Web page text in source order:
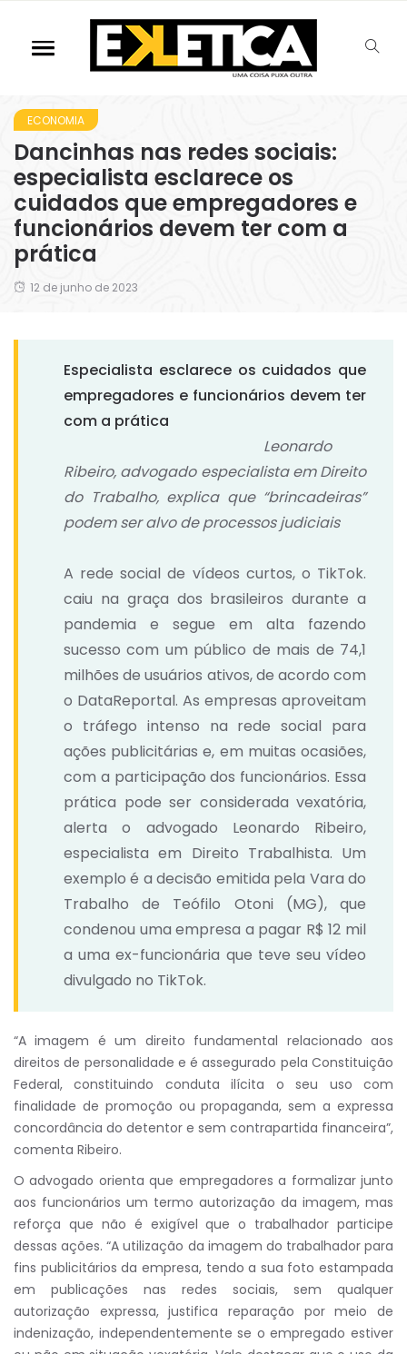
ECONOMIA
Dancinhas nas redes sociais:
especialista esclarece os
cuidados que empregadores e
funcionários devem ter com a
prática
12 de junho de 2023
Especialista esclarece os cuidados que
empregadores e funcionários devem ter
com a prática
Leonardo
Ribeiro, advogado especialista em Direito
do Trabalho, explica que “brincadeiras”
podem ser alvo de processos judiciais
A rede social de vídeos curtos, o TikTok.
caiu na graça dos brasileiros durante a
pandemia e segue em alta fazendo
sucesso com um público de mais de 74,1
milhões de usuários ativos, de acordo com
o DataReportal. As empresas aproveitam
o tráfego intenso na rede social para
ações publicitárias e, em muitas ocasiões,
com a participação dos funcionários. Essa
prática pode ser considerada vexatória,
alerta o advogado Leonardo Ribeiro,
especialista em Direito Trabalhista. Um
exemplo é a decisão emitida pela Vara do
Trabalho de Teófilo Otoni (MG), que
condenou uma empresa a pagar R$ 12 mil
a uma ex-funcionária que teve seu vídeo
divulgado no TikTok.
“A imagem é um direito fundamental relacionado aos
direitos de personalidade e é assegurado pela Constituição
Federal, constituindo conduta ilícita o seu uso com
finalidade de promoção ou propaganda, sem a expressa
concordância do detentor e sem contrapartida financeira”,
comenta Ribeiro.
O advogado orienta que empregadores a formalizar junto
aos funcionários um termo autorização da imagem, mas
reforça que não é exigível que o trabalhador participe
dessas ações. “A utilização da imagem do trabalhador para
fins publicitários da empresa, tendo a sua foto estampada
em publicações nas redes sociais, sem qualquer
autorização expressa, justifica reparação por meio de
indenização, independentemente se o empregado estiver